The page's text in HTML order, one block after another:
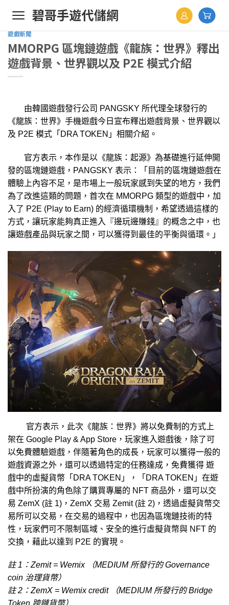
content
遊戲新聞
MMORPG 區塊鏈遊戲《龍族：世界》釋出
遊戲背景、世界觀以及 P2E 模式介紹
由韓國遊戲發行公司 PANGSKY 所代理全球發行的
《龍族：世界》手機遊戲今日宣布釋出遊戲背景、世界觀以
及 P2E 模式「DRA TOKEN」相關介紹。
官方表示，本作是以《龍族：起源》為基礎進行延伸開
發的區塊鏈遊戲，PANGSKY 表示：「目前的區塊鏈遊戲在
體驗上內容不足，是市場上一般玩家感到失望的地方，我們
為了改進這類的問題，首次在 MMORPG 類型的遊戲中，加
入了 P2E (Play to Earn) 的經濟循環機制，希望透過這樣的
方式，讓玩家能夠真正進入『邊玩邊賺錢』的概念之中，也
讓遊戲產品與玩家之間，可以獲得到最佳的平衡與循環。」
官方表示，此次《龍族：世界》將以免費制的方式上
架在 Google Play & App Store，玩家進入遊戲後，除了可
以免費體驗遊戲，伴隨著角色的成長，玩家可以獲得一般的
遊戲資源之外，還可以透過特定的任務達成，免費獲得 遊
戲中的虛擬貨幣「DRA TOKEN」，「DRA TOKEN」在遊
戲中所扮演的角色除了購買專屬的 NFT 商品外，還可以交
易 ZemX (註 1)，ZemX 交易 Zemit (註 2)，透過虛擬貨幣交
易所可以交易，在交易的過程中，也因為區塊鏈技術的特
性，玩家們可不限制區域、安全的進行虛擬貨幣與 NFT 的
交換，藉此以達到 P2E 的實現。
註 1：Zemit = Wemix （MEDIUM 所發行的 Governance
coin 治理貨幣）
註 2：ZemX = Wemix credit （MEDIUM 所發行的 Bridge